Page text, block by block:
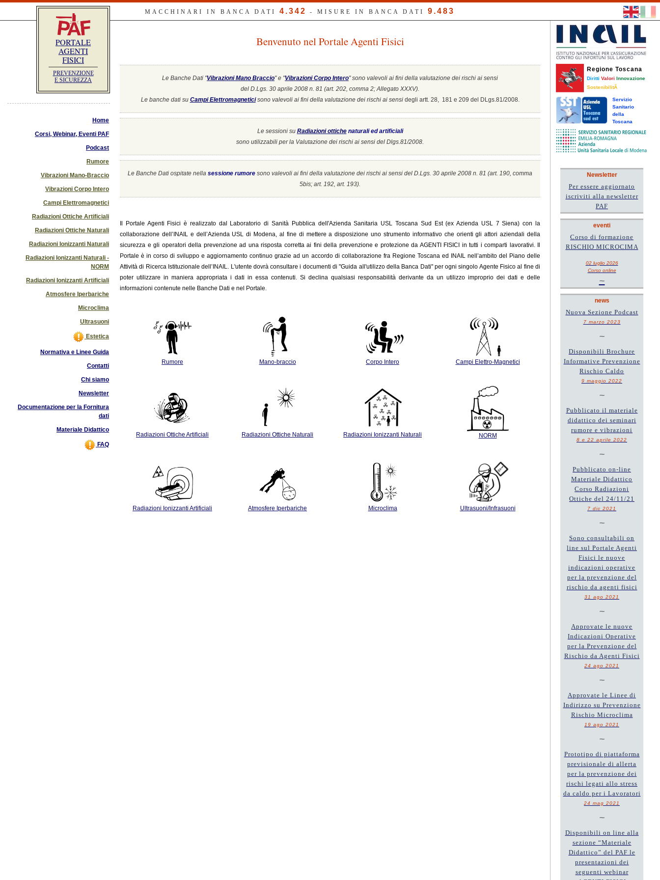
MACCHINARI IN BANCA DATI 4.342 - MISURE IN BANCA DATI 9.483
PORTALE
AGENTI
FISICI
PREVENZIONE
E SICUREZZA
Home
Corsi, Webinar, Eventi PAF
Podcast
Rumore
Vibrazioni Mano-Braccio
Vibrazioni Corpo Intero
Campi Elettromagnetici
Radiazioni Ottiche Artificiali
Radiazioni Ottiche Naturali
Radiazioni Ionizzanti Naturali
Radiazioni Ionizzanti Naturali -
NORM
Radiazioni Ionizzanti Artificiali
Atmosfere Iperbariche
Microclima
Ultrasuoni
Estetica
Normativa e Linee Guida
Contatti
Chi siamo
Newsletter
Documentazione per la Fornitura
dati
Materiale Didattico
FAQ
Benvenuto nel Portale Agenti Fisici
Le Banche Dati "Vibrazioni Mano Braccio" e "Vibrazioni Corpo Intero"sono valevoli ai fini della valutazione dei rischi ai sensi
del D.Lgs. 30 aprile 2008 n. 81 (art. 202, comma 2; Allegato XXXV).
Le banche dati su Campi Elettromagneticisono valevoli ai fini della valutazione dei rischi ai sensi degli artt. 28, 181 e 209 del DLgs.81/2008.
Le sessioni su Radiazioni ottiche naturali ed artificiali
sono utilizzabili per la Valutazione dei rischi ai sensi del Dlgs.81/2008.
Le Banche Dati ospitate nella sessione rumore sono valevoli ai fini della valutazione dei rischi ai sensi del D.Lgs. 30 aprile 2008 n. 81 (art. 190, comma
5bis; art. 192, art. 193).
Portale Agenti Fisici è realizzato dal Laboratorio di Sanità Pubblica dell'Azienda Sanitaria USL Toscana Sud Est (ex Azienda USL 7 Siena) con la
collaborazione dell’INAIL e dell’Azienda USL di Modena, al fine di mettere a disposizione uno strumento informativo che orienti gli attori aziendali della
sicurezza e gli operatori della prevenzione ad una risposta corretta ai fini della prevenzione e protezione da AGENTI FISICI in tutti i comparti lavorativi. Il
Portale è in corso di sviluppo e aggiornamentocontinuo grazie ad un accordo di collaborazione fra Regione Toscana ed INAIL nell’ambito del Piano delle
Attività di Ricerca Istituzionale dell’INAIL. L'utente dovrà consultare i documenti di "Guida all'utilizzo della Banca Dati" per ogni singolo Agente Fisico al fine di
poter utilizzare in maniera appropriata i dati in essa contenuti. Si declina qualsiasi responsabilità derivante da un utilizzo improprio dei dati e delle
informazioni contenute nelle Banche Dati e nel Portale.
Rumore Mano-braccio Corpo Intero Campi Elettro-Magnetici
Radiazioni Ottiche Artificiali Radiazioni Ottiche Naturali Radiazioni Ionizzanti Naturali NORM
Radiazioni Ionizzanti Artificiali Atmosfere Iperbariche Microclima Ultrasuoni/Infrasuoni
Regione Toscana
Diritti Valori Innovazione
SostenibilitÃ
Servizio
Sanitario
della
Toscana
Newsletter
Per essere aggiornato
iscriviti alla newsletter
PAF
eventi
Corso di formazione
RISCHIO MICROCIMA
02 luglio 2026
Corso online
~
news
Nuova Sezione Podcast
7 marzo 2023
~
Disponibili Brochure
Informative Prevenzione
Rischio Caldo
9 maggio 2022
~
Pubblicato il materiale
didattico dei seminari
rumore e vibrazioni
8 e 22 aprile 2022
~
Pubblicato on-line
Materiale Didattico
Corso Radiazioni
Ottiche del 24/11/21
7 dic 2021
~
Sono consultabili on
line sul Portale Agenti
Fisici le nuove
indicazioni operative
per la prevenzione del
rischio da agenti fisici
31 ago 2021
~
Approvate le nuove
Indicazioni Operative
per la Prevenzione del
Rischio da Agenti Fisici
24 ago 2021
~
Approvate le Linee di
Indirizzo su Prevenzione
Rischio Microclima
19 ago 2021
~
Prototipo di piattaforma
previsionale di allerta
per la prevenzione dei
rischi legati allo stress
da caldo per i Lavoratori
24 mag 2021
~
Disponibili on line alla
sezione “Materiale
Didattico” del PAF le
presentazioni dei
seguenti webinar